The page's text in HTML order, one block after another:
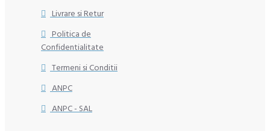
Livrare si Retur
Politica de
Confidentialitate
Termeni si Conditii
ANPC
ANPC - SAL